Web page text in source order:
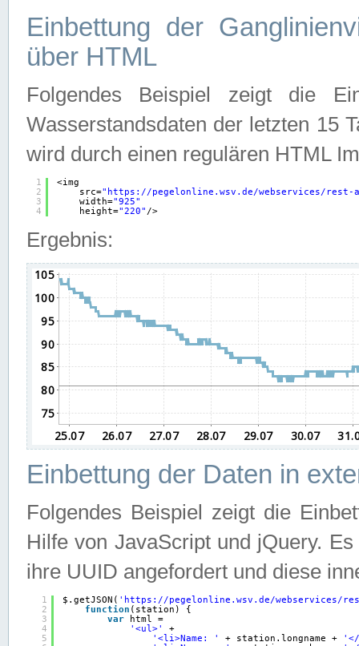
Einbettung der
über HTML
Folgendes Beispiel zeigt die
Wasserstandsdaten der letzten 15
wird durch einen regulären HTML
1
2
3
4
<img
src=" https://pegelonline.wsv.de/webservices/rest-
width="925"
height="220" />
Ergebnis:
Einbettung der Daten in
Folgendes Beispiel zeigt die
Hilfe von JavaScript und jQuery.
ihre UUID angefordert und diese
1
2
3
4
5
$.getJSON( ' https://pegelonline.wsv.de/webservices/
function (station) {
var
html =
'<ul>'
+
'<li>Name: '
+ station.longname +